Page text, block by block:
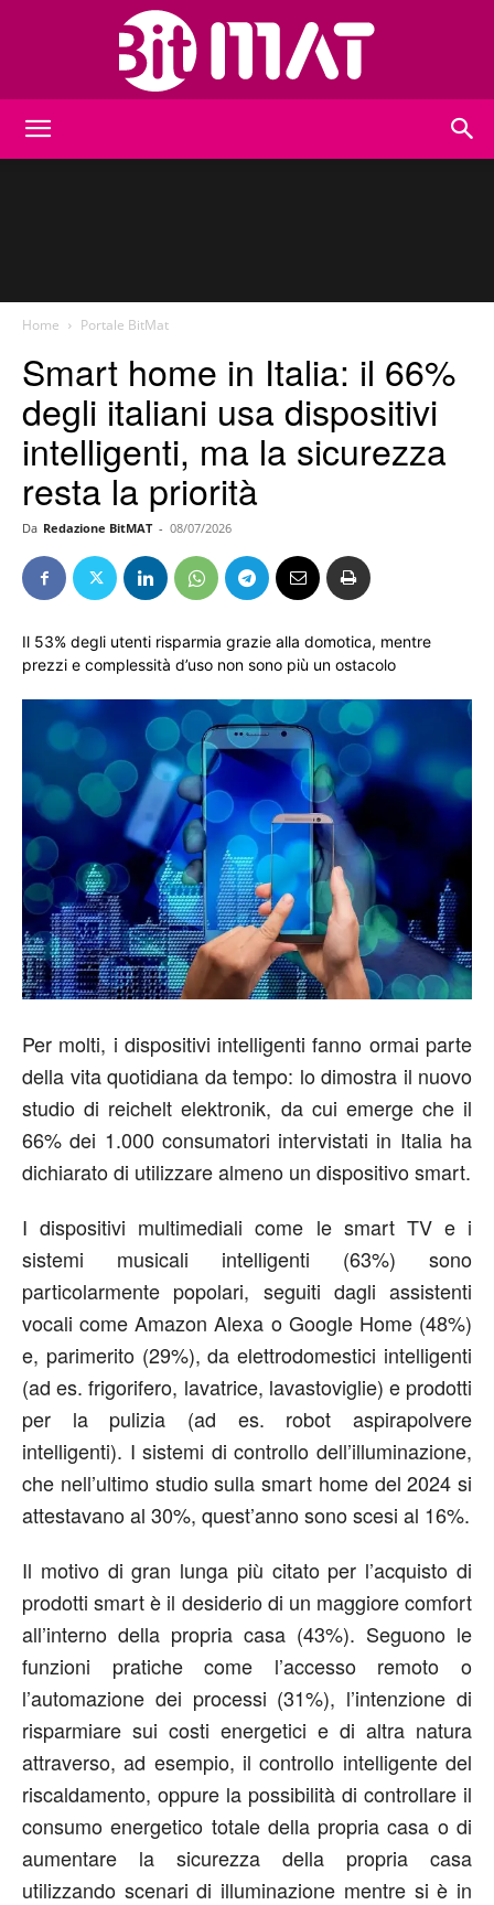
Home Portale BitMat
Smart home in Italia: il 66%
degli italiani usa dispositivi
intelligenti, ma la sicurezza
resta la priorità
Da Redazione BitMAT - 08/07/2026
Il 53% degli utenti risparmia grazie alla domotica, mentre
prezzi e complessità d’uso non sono più un ostacolo
Per molti, i dispositivi intelligenti fanno ormai parte
della vita quotidiana da tempo: lo dimostra il nuovo
studio di reichelt elektronik, da cui emerge che il
66% dei 1.000 consumatori intervistati in Italia ha
dichiarato di utilizzare almeno un dispositivo smart.
I dispositivi multimediali come le smart TV e i
sistemi musicali intelligenti (63%) sono
particolarmente popolari, seguiti dagli assistenti
vocali come Amazon Alexa o Google Home (48%)
e, parimerito (29%), da elettrodomestici intelligenti
(ad es. frigorifero, lavatrice, lavastoviglie) e prodotti
per la pulizia (ad es. robot aspirapolvere
intelligenti). I sistemi di controllo dell’illuminazione,
che nell’ultimo studio sulla smart home del 2024 si
attestavano al 30%, quest’anno sono scesi al 16%.
Il motivo di gran lunga più citato per l’acquisto di
prodotti smart è il desiderio di un maggiore comfort
all’interno della propria casa (43%). Seguono le
funzioni pratiche come l’accesso remoto o
l’automazione dei processi (31%), l’intenzione di
risparmiare sui costi energetici e di altra natura
attraverso, ad esempio, il controllo intelligente del
riscaldamento, oppure la possibilità di controllare il
consumo energetico totale della propria casa o di
aumentare la sicurezza della propria casa
utilizzando scenari di illuminazione mentre si è in